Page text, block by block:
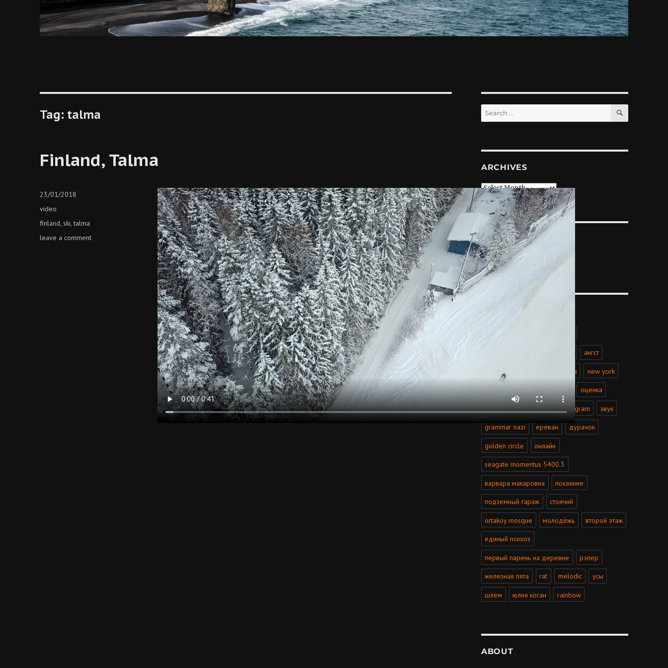
Tag: talma
Finland, Talma
Posted
23/01/2018
Categories
video
Tags
finland, ski,talma
leave a commenton
Search
for:
SEARCH
ARCHIVES
Archives
CATEGORIES
Categories
отбор
ангст
всратость тойота new york
vape-shop hartwall arena оценка
люксовый erdogan instagram звук
grammar nazi ереван дурачок
golden circle онлайн
seagate momentus 5400.3
варвара макаровна покаяние
подземный гараж стоячий
ortakoy mosque молодёжь второй этаж
единый психоз
первый парень на деревне рэпер
железная пята rat melodic усы
шлем юлия коган rainbow
ABOUT